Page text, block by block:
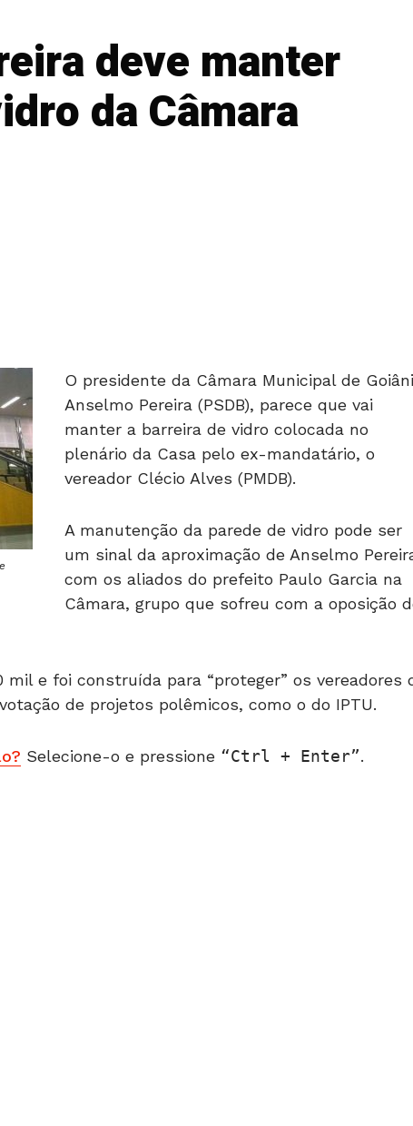
deve manter
da Câmara
Anselmo Pereira (PSDB), parece que vai
manter a barreira de vidro colocada no
plenário da Casa pelo ex-mandatário, o
vereador Clécio Alves (PMDB).
um sinal da aproximação de Anselmo Pereira
com os aliados do prefeito Paulo Garcia na
Câmara, grupo que sofreu com a oposição do
de projetos polêmicos, como o do IPTU.